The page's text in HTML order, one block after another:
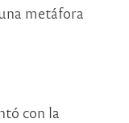
metáfora
con la